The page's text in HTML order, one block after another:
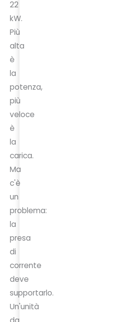
22
kW.
Più
alta
è
la
potenza,
più
veloce
è
la
carica.
Ma
c'è
un
problema:
la
presa
di
corrente
deve
supportarlo.
Un'unità